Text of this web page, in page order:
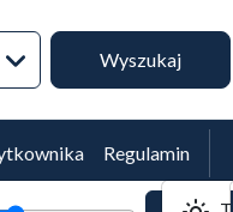
WyszukiwanieWyszukaj
Regulamin